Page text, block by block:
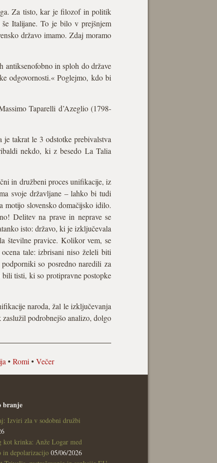
Za tisto, kar je filozof in politik
Italijane. To je bilo v prejšnjem
državo imamo. Zdaj moramo
antiksenofobno in sploh do države
odgovornosti.« Poglejmo, kdo bi
Taparelli d’Azeglio (1798-
je takrat le 3 odstotke prebivalstva
nekdo, ki z besedo La Talia
in družbeni proces unifikacije, iz
svoje državljane – lahko bi tudi
motijo slovensko domačijsko idilo.
Delitev na prave in neprave se
isto: državo, ki je izključevala
številne pravice. Kolikor vem, se
tale: izbrisani niso želeli biti
so posredno naredili za
tisti, ki so protipravne postopke
naroda, žal le izključevanja
podrobnejšo analizo, dolgo
• Romi • Večer
branje
Izviri zla v sodobni družbi
kot krinka: Anže Logar med
depolarizacijo 05/06/2026